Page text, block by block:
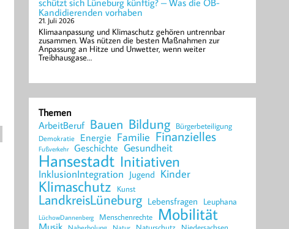
Kandidierenden vorhaben
21. Juli 2026
Klimaanpassung und Klimaschutz gehören untrennbar
zusammen. Was nützen die besten Maßnahmen zur
Anpassung an Hitze und Unwetter, wenn weiter
Treibhausgase…
Themen
ArbeitBeruf Bauen Bildung Bürgerbeteiligung
Demokratie Energie Familie Finanzielles
Fußverkehr Geschichte Gesundheit
Hansestadt Initiativen
InklusionIntegration Jugend Kinder
Klimaschutz Kunst
LandkreisLüneburg Lebensfragen Leuphana
LüchowDannenberg Menschenrechte Mobilität
Musik